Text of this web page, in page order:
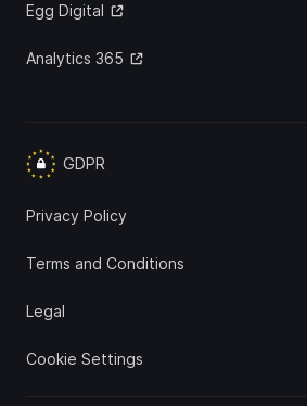
Egg Digital
Analytics 365
GDPR
Privacy Policy
Terms and Conditions
Legal
Cookie Settings